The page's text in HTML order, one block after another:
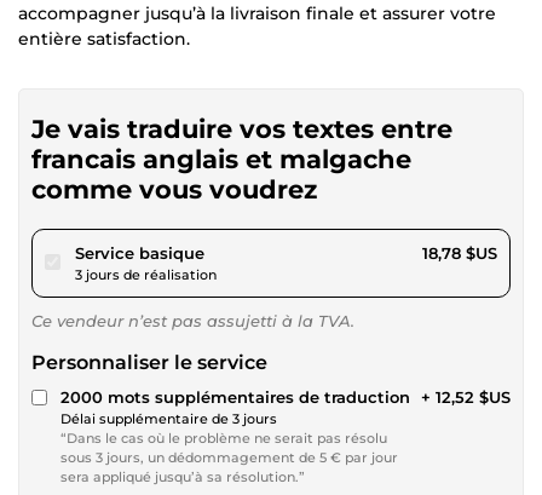
accompagner jusqu’à la livraison finale et assurer votre
entière satisfaction.
Je vais traduire vos textes entre
francais anglais et malgache
comme vous voudrez
Service basiquepour 17,31 $US
3 jours de réalisation
18,78 $US
Ce vendeur n’est pas assujetti à la TVA.
Personnaliser le service
2000 mots supplémentaires de traduction
Délai supplémentaire de 3 jours
“Dans le cas où le problème ne serait pas résolu
sous 3 jours, un dédommagement de 5 € par jour
sera appliqué jusqu’à sa résolution.”
+ 12,52 $US